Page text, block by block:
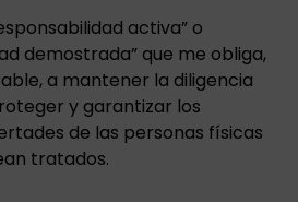
activa” o
demostrada” que me obliga,
a mantener la diligencia
y garantizar los
de las personas físicas
tratados.